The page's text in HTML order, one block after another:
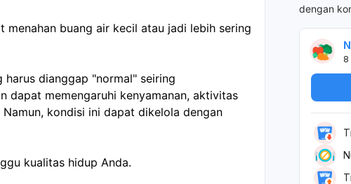
menahan buang air kecil atau jadi lebih sering
harus dianggap "normal" seiring
dapat memengaruhi kenyamanan, aktivitas
kondisi ini dapat dikelola dengan
kualitas hidup Anda.
dengan
8